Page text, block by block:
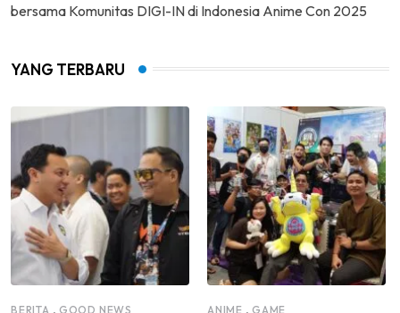
bersama Komunitas DIGI-IN di Indonesia Anime Con 2025
YANG TERBARU
BERITA , GOOD NEWS ANIME , GAME